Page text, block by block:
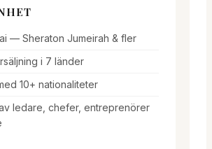
— Sheraton Jumeirah & fler
i 7 länder
10+ nationaliteter
ledare, chefer, entreprenörer